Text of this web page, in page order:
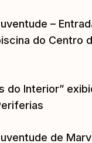
–
do Centro
do Interior”
de